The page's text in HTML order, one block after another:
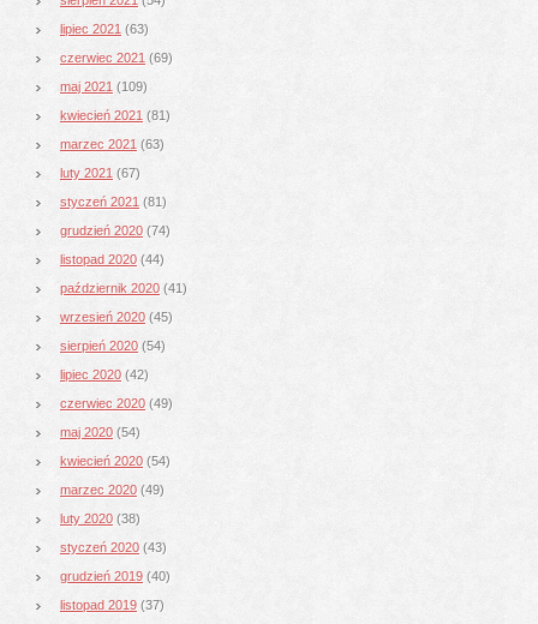
lipiec 2021 (63)
czerwiec 2021 (69)
maj 2021 (109)
kwiecień 2021 (81)
marzec 2021 (63)
luty 2021 (67)
styczeń 2021 (81)
grudzień 2020 (74)
listopad 2020 (44)
październik 2020 (41)
wrzesień 2020 (45)
sierpień 2020 (54)
lipiec 2020 (42)
czerwiec 2020 (49)
maj 2020 (54)
kwiecień 2020 (54)
marzec 2020 (49)
luty 2020 (38)
styczeń 2020 (43)
grudzień 2019 (40)
listopad 2019 (37)